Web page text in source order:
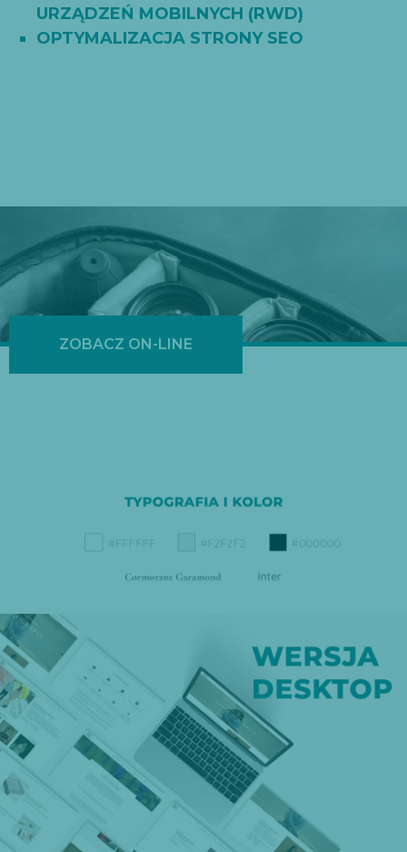
URZĄDZEŃ MOBILNYCH (RWD)
OPTYMALIZACJA STRONY SEO
ZOBACZ ON-LINE